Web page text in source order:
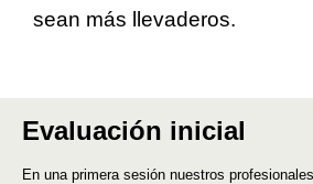
sean más llevaderos.
Evaluación inicial
En una primera sesión nuestros